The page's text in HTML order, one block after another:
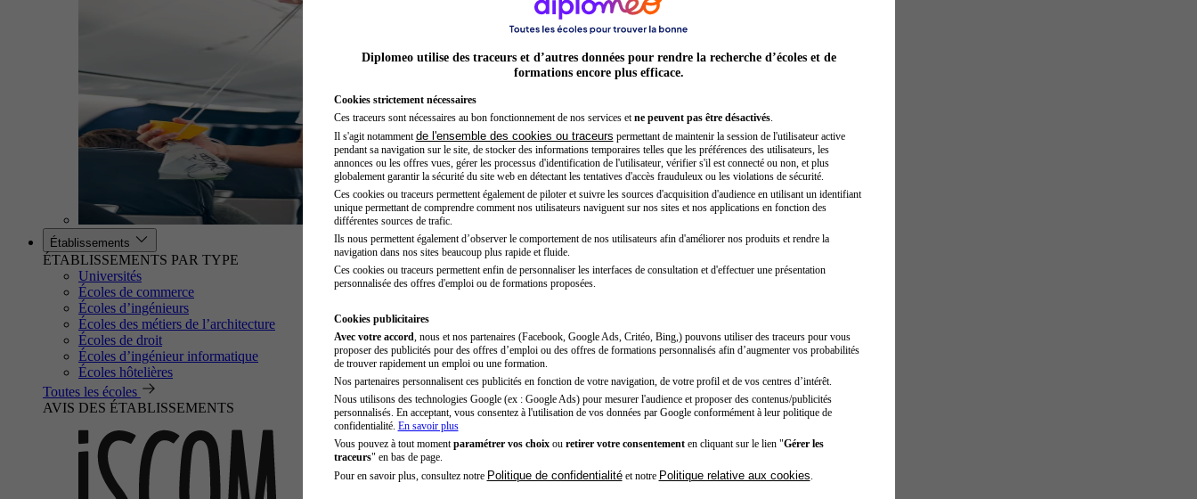
Établissements
ÉTABLISSEMENTS PAR TYPE
Universités
Écoles de commerce
Écoles d’ingénieurs
Écoles des métiers de l’architecture
Écoles de droit
Écoles d’ingénieur informatique
Écoles hôtelières
Toutes les écoles
AVIS DES ÉTABLISSEMENTS
Diplomeo utilise des traceurs et d’autres données pour rendre la recherche d’écoles et de
formations encore plus efficace.
Cookies strictement nécessaires
Ces traceurs sont nécessaires au bon fonctionnement de nos services et ne peuvent pas être désactivés.
Il s'agit notamment de l'ensemble des cookies ou traceurs permettant de maintenir la session de l'utilisateur active
pendant sa navigation sur le site, de stocker des informations temporaires telles que les préférences des utilisateurs, les
annonces ou les offres vues, gérer les processus d'identification de l'utilisateur, vérifier s'il est connecté ou non, et plus
globalement garantir la sécurité du site web en détectant les tentatives d'accès frauduleux ou les violations de sécurité.
Ces cookies ou traceurs permettent également de piloter et suivre les sources d'acquisition d'audience en utilisant un identifiant
unique permettant de comprendre comment nos utilisateurs naviguent sur nos sites et nos applications en fonction des
différentes sources de trafic.
Ils nous permettent également d’observer le comportement de nos utilisateurs afin d'améliorer nos produits et rendre la
navigation dans nos sites beaucoup plus rapide et fluide.
Ces cookies ou traceurs permettent enfin de personnaliser les interfaces de consultation et d'effectuer une présentation
personnalisée des offres d'emploi ou de formations proposées.
Cookies publicitaires
Avec votre accord , nous et nos partenaires (Facebook, Google Ads, Critéo, Bing,) pouvons utiliser des traceurs pour vous
proposer des publicités pour des offres d’emploi ou des offres de formations personnalisés afin d’augmenter vos probabilités
de trouver rapidement un emploi ou une formation.
Nos partenaires personnalisent ces publicités en fonction de votre navigation, de votre profil et de vos centres d’intérêt.
Nous utilisons des technologies Google (ex : Google Ads) pour mesurer l'audience et proposer des contenus/publicités
personnalisés. En acceptant, vous consentez à l'utilisation de vos données par Google conformément à leur politique de
confidentialité. En savoir plus
Vous pouvez à tout moment paramétrer vos choixou retirer votre consentementen cliquant sur le lien "Gérer les
traceurs" en bas de page.
Pour en savoir plus, consultez notre Politique de confidentialitéet notre Politique relative aux cookies